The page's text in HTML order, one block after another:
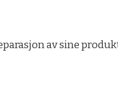
av sine